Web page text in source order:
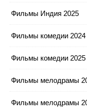
Фильмы Индия 2025
Фильмы комедии 2024
Фильмы комедии 2025
Фильмы мелодрамы
Фильмы мелодрамы